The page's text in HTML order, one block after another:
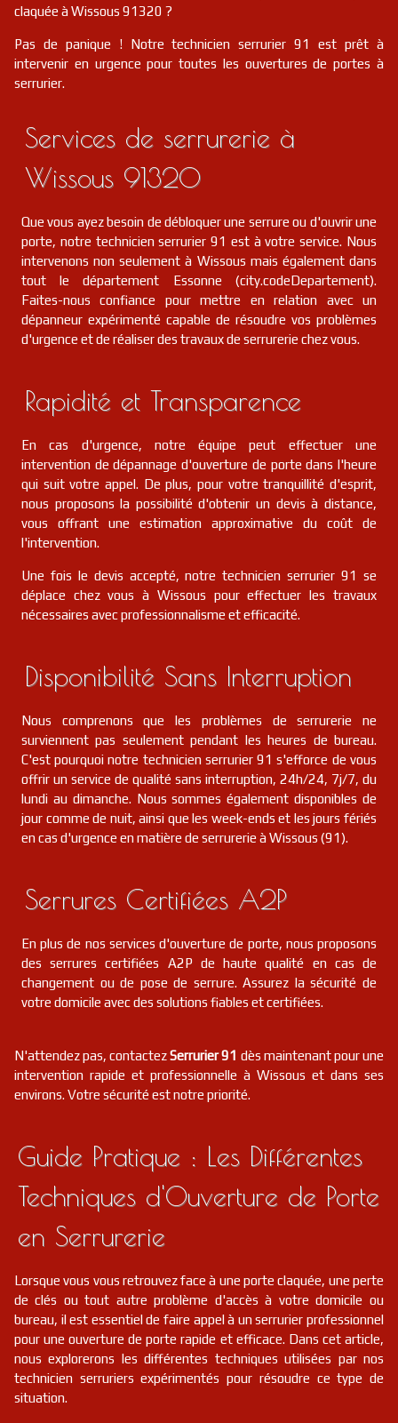
claquée à Wissous 91320 ?
Pas de panique ! Notre technicien serrurier 91 est prêt à
intervenir en urgence pour toutes les ouvertures de portes à
serrurier.
Services de serrurerie à
Wissous 91320
Que vous ayez besoin de débloquer une serrure ou d'ouvrir une
porte, notre technicien serrurier 91 est à votre service. Nous
intervenons non seulement à Wissous mais également dans
tout le département Essonne (city.codeDepartement).
Faites-nous confiance pour mettre en relation avec un
dépanneur expérimenté capable de résoudre vos problèmes
d'urgence et de réaliser des travaux de serrurerie chez vous.
Rapidité et Transparence
En cas d'urgence, notre équipe peut effectuer une
intervention de dépannage d'ouverture de porte dans l'heure
qui suit votre appel. De plus, pour votre tranquillité d'esprit,
nous proposons la possibilité d'obtenir un devis à distance,
vous offrant une estimation approximative du coût de
l'intervention.
Une fois le devis accepté, notre technicien serrurier 91 se
déplace chez vous à Wissous pour effectuer les travaux
nécessaires avec professionnalisme et efficacité.
Disponibilité Sans Interruption
Nous comprenons que les problèmes de serrurerie ne
surviennent pas seulement pendant les heures de bureau.
C'est pourquoi notre technicien serrurier 91 s'efforce de vous
offrir un service de qualité sans interruption, 24h/24, 7j/7, du
lundi au dimanche. Nous sommes également disponibles de
jour comme de nuit, ainsi que les week-ends et les jours fériés
en cas d'urgence en matière de serrurerie à Wissous (91).
Serrures Certifiées A2P
En plus de nos services d'ouverture de porte, nous proposons
des serrures certifiées A2P de haute qualité en cas de
changement ou de pose de serrure. Assurez la sécurité de
votre domicile avec des solutions fiables et certifiées.
N'attendez pas, contactezSerrurier 91 dès maintenant pour une
intervention rapide et professionnelle à Wissous et dans ses
environs. Votre sécurité est notre priorité.
Guide Pratique : Les Différentes
Techniques d'Ouverture de Porte
en Serrurerie
Lorsque vous vous retrouvez face à une porte claquée, une perte
de clés ou tout autre problème d'accès à votre domicile ou
bureau, il est essentiel de faire appel à un serrurier professionnel
pour une ouverture de porte rapide et efficace. Dans cet article,
nous explorerons les différentes techniques utilisées par nos
technicien serruriers expérimentés pour résoudre ce type de
situation.